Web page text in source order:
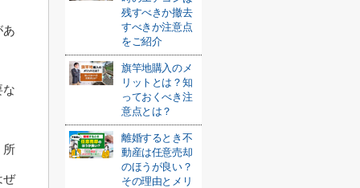
あ
な
所
ぜ
残すべきか撤去
すべきか注意点
をご紹介
旗竿地購入のメ
リットとは？知
っておくべき注
意点とは？
離婚するとき不
動産は任意売却
のほうが良い？
その理由とメリ